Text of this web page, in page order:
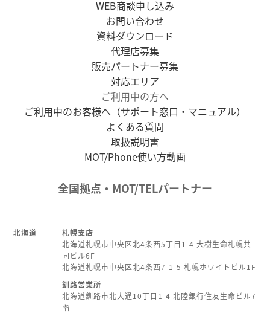
WEB商談申し込み
お問い合わせ
資料ダウンロード
代理店募集
販売パートナー募集
対応エリア
ご利用中の方へ
ご利用中のお客様へ（サポート窓口・マニュアル）
よくある質問
取扱説明書
MOT/Phone使い方動画
全国拠点・MOT/TELパートナー
北海道
札幌支店
北海道札幌市中央区北4条西5丁目1-4 大樹生命札幌共
同ビル6F
北海道札幌市中央区北4条西7-1-5 札幌ホワイトビル1F
釧路営業所
北海道釧路市北大通10丁目1-4 北陸銀行住友生命ビル7
階